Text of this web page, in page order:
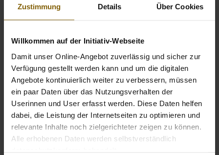
Zustimmung Details Über Cookies
Willkommen auf der Initiativ-Webseite
Damit unser Online-Angebot zuverlässig und sicher zur
Verfügung gestellt werden kann und um die digitalen
Angebote kontinuierlich weiter zu verbessern, müssen
ein paar Daten über das Nutzungsverhalten der
Userinnen und User erfasst werden. Diese Daten helfen
dabei, die Leistung der Internetseiten zu optimieren und
relevante Inhalte noch zielgerichteter zeigen zu können.
Alle erhobenen Daten werden selbstverständlich
onInstagram.
winter sportsmen and -women: Winter campaign for pure
performance